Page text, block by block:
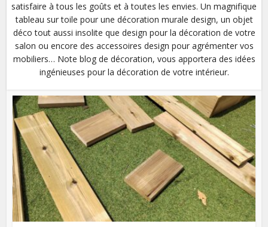
satisfaire à tous les goûts et à toutes les envies. Un magnifique
tableau sur toile pour une décoration murale design, un objet
déco tout aussi insolite que design pour la décoration de votre
salon ou encore des accessoires design pour agrémenter vos
mobiliers… Note blog de décoration, vous apportera des idées
ingénieuses pour la décoration de votre intérieur.